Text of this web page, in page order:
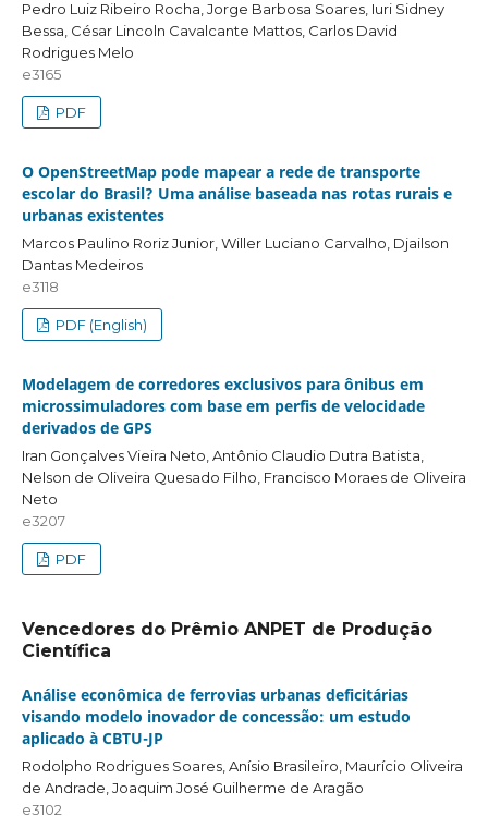
Pedro Luiz Ribeiro Rocha, Jorge Barbosa Soares, Iuri Sidney
Bessa, César Lincoln Cavalcante Mattos, Carlos David
Rodrigues Melo
e3165
PDF
O OpenStreetMap pode mapear a rede de transporte
escolar do Brasil? Uma análise baseada nas rotas rurais e
urbanas existentes
Marcos Paulino Roriz Junior, Willer Luciano Carvalho, Djailson
Dantas Medeiros
e3118
PDF (English)
Modelagem de corredores exclusivos para ônibus em
microssimuladores com base em perfis de velocidade
derivados de GPS
Iran Gonçalves Vieira Neto, Antônio Claudio Dutra Batista,
Nelson de Oliveira Quesado Filho, Francisco Moraes de Oliveira
Neto
e3207
PDF
Vencedores do Prêmio ANPET de Produção
Científica
Análise econômica de ferrovias urbanas deficitárias
visando modelo inovador de concessão: um estudo
aplicado à CBTU-JP
Rodolpho Rodrigues Soares, Anísio Brasileiro, Maurício Oliveira
de Andrade, Joaquim José Guilherme de Aragão
e3102